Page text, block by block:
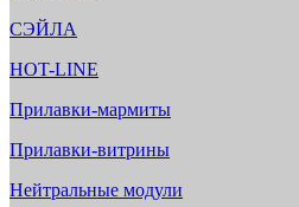
СЭЙЛА
HOT-LINE
Прилавки-мармиты
Прилавки-витрины
Нейтральные модули